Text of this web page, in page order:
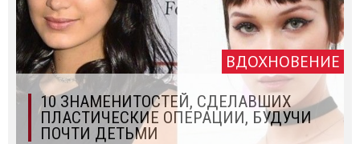
ВДОХНОВЕНИЕ
10 ЗНАМЕНИТОСТЕЙ, СДЕЛАВШИХ
ПЛАСТИЧЕСКИЕ ОПЕРАЦИИ, БУДУЧИ
ПОЧТИ ДЕТЬМИ